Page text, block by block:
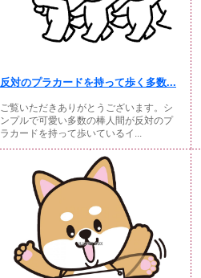
反対のプラカードを持って歩く多数...
ご覧いただきありがとうございます。シ
ンプルで可愛い多数の棒人間が反対のプ
ラカードを持って歩いているイ...